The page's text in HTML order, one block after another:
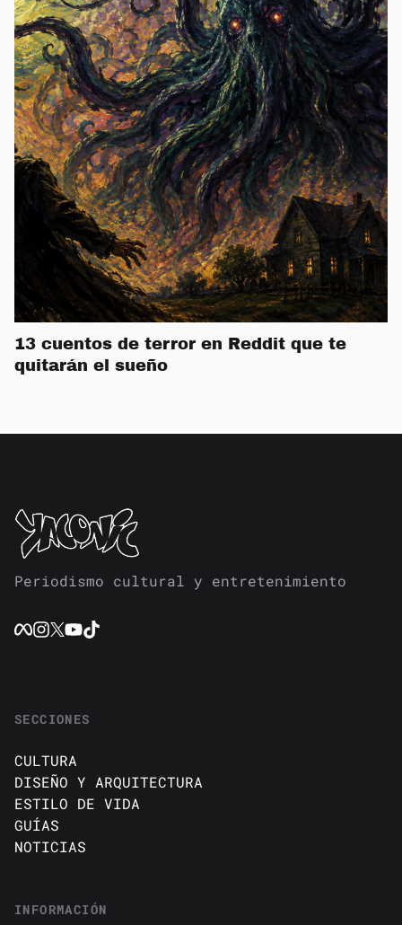
13 cuentos de terror en Reddit que te
quitarán el sueño
Periodismo cultural y entretenimiento
SECCIONES
CULTURA
DISEÑO Y ARQUITECTURA
ESTILO DE VIDA
GUÍAS
NOTICIAS
INFORMACIÓN